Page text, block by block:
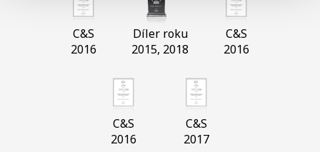
C&S
2016
Díler roku
2015, 2018
C&S
2016
C&S
2016
C&S
2017